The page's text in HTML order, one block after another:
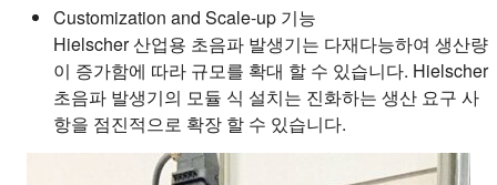
Customization and Scale-up 기능
Hielscher 산업용 초음파 발생기는 다재다능하여 생산량
이 증가함에 따라 규모를 확대 할 수 있습니다. Hielscher
초음파 발생기의 모듈 식 설치는 진화하는 생산 요구 사
항을 점진적으로 확장 할 수 있습니다.